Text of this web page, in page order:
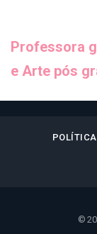
Professora
e Arte pós
©